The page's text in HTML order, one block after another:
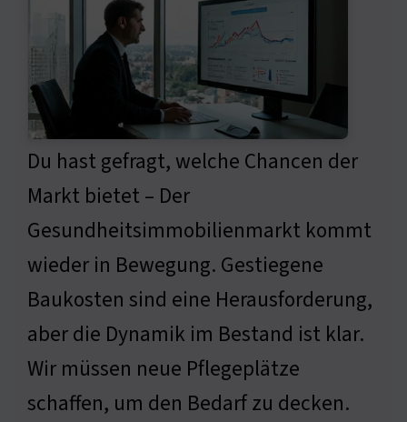
Du hast gefragt, welche Chancen der
Markt bietet – Der
Gesundheitsimmobilienmarkt kommt
wieder in Bewegung. Gestiegene
Baukosten sind eine Herausforderung,
aber die Dynamik im Bestand ist klar.
Wir müssen neue Pflegeplätze
schaffen, um den Bedarf zu decken.